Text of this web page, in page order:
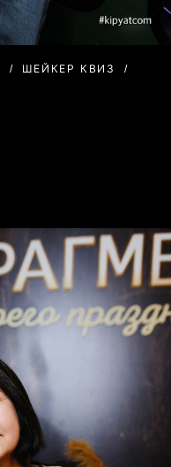
ШЕЙКЕР КВИЗ